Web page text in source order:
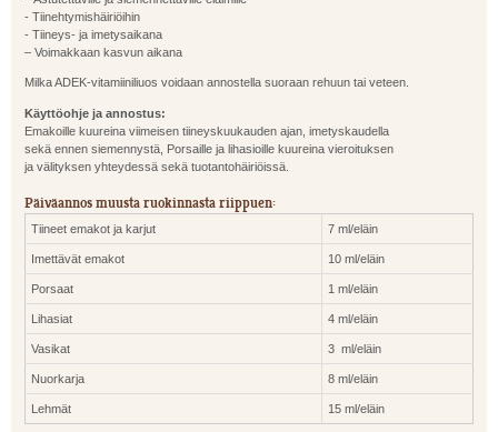
- Tiinehtymishäiriöihin
- Tiineys- ja imetysaikana
– Voimakkaan kasvun aikana
Milka ADEK-vitamiiniliuos voidaan annostella suoraan rehuun tai veteen.
Käyttöohje ja annostus:
Emakoille kuureina viimeisen tiineyskuukauden ajan, imetyskaudella
sekä ennen siemennystä, Porsaille ja lihasioille kuureina vieroituksen
ja välityksen yhteydessä sekä tuotantohäiriöissä.
Päiväannos muusta ruokinnasta riippuen:
Tiineet emakot ja karjut 7 ml/eläin
Imettävät emakot 10 ml/eläin
Porsaat 1 ml/eläin
Lihasiat 4 ml/eläin
Vasikat 3 ml/eläin
Nuorkarja 8 ml/eläin
Lehmät 15 ml/eläin